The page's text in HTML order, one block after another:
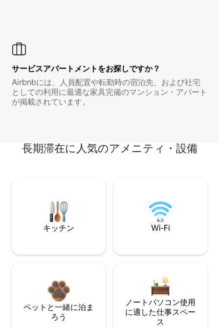
サービスアパートメントをお探しですか？
Airbnbには、人員配置や転勤時の宿泊先、および社宅
としての利用に最適な家具完備のマンション・アパート
が掲載されています。
長期滞在に人気のアメニティ・設備
キッチン Wi-Fi
ペットと一緒に泊ま
ろう
ノートパソコン使用
に適した仕事スペー
ス